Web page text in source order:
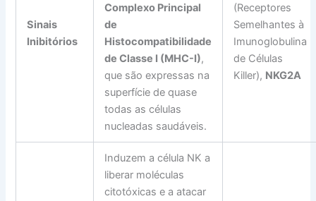
Sinais
Inibitórios
Complexo Principal
de
Histocompatibilidade
de Classe I (MHC-I),
que são expressas na
superfície de quase
todas as células
nucleadas saudáveis.
(Receptores
Semelhantes à
Imunoglobulina
de Células
Killer), NKG2A
Induzem a célula NK a
liberar moléculas
citotóxicas e a atacar